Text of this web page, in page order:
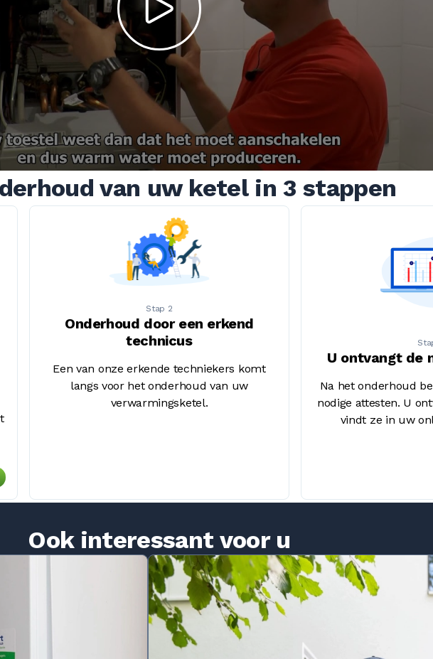
van uw ketel in 3 stappen
Stap 2
Onderhoud door een erkend
technicus
Een van onze erkende techniekers komt
langs voor het onderhoud van uw
verwarmingsketel.
U ontvangt de
Na het onderhoud
nodige attesten. U
vindt ze in uw
Ook interessant voor u